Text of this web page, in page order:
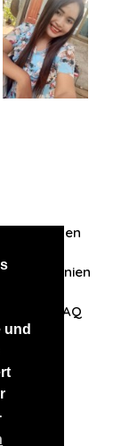
und
FAQ